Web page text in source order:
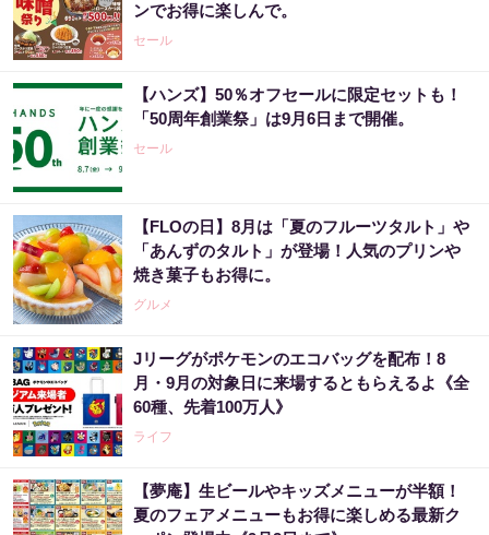
ンでお得に楽しんで。
セール
【ハンズ】50％オフセールに限定セットも！
「50周年創業祭」は9月6日まで開催。
セール
【FLOの日】8月は「夏のフルーツタルト」や
「あんずのタルト」が登場！人気のプリンや
焼き菓子もお得に。
グルメ
Jリーグがポケモンのエコバッグを配布！8
月・9月の対象日に来場するともらえるよ《全
60種、先着100万人》
ライフ
【夢庵】生ビールやキッズメニューが半額！
夏のフェアメニューもお得に楽しめる最新ク